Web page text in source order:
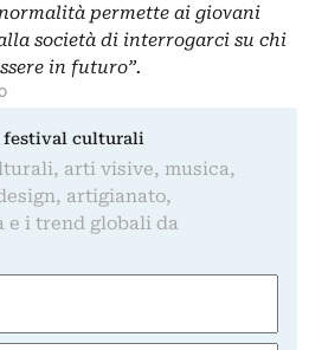
permette ai giovani
società di interrogarci su chi
in futuro”.
festival culturali
arti visive, musica,
artigianato,
e i trend globali da